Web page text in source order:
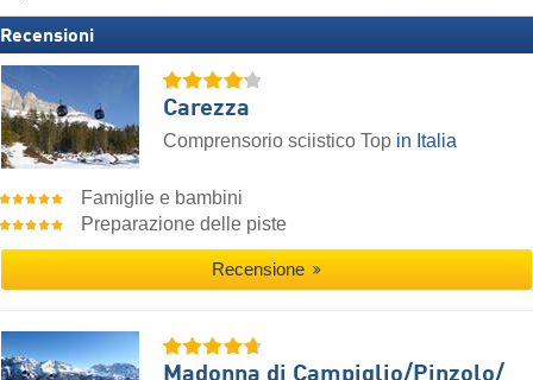
Recensioni
Carezza
Comprensorio sciistico Top in Italia
Famiglie e bambini
Preparazione delle piste
Recensione